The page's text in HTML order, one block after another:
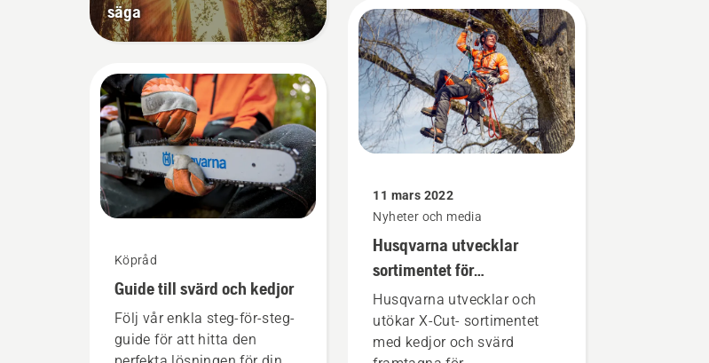
säga
Köpråd
Guide till svärd och kedjor
Följ vår enkla steg-för-steg-
guide för att hitta den
11 mars 2022
Nyheter och media
Husqvarna utvecklar
sortimentet för
professionell
trädbeskärning
Husqvarna utvecklar och
utökar X-Cut- sortimentet
med kedjor och svärd